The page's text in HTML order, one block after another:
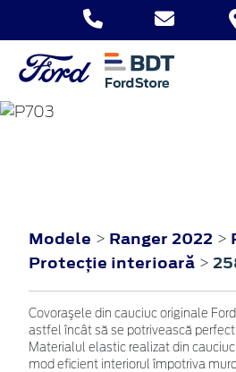
Modele > Ranger 2022 >
Protecţie interioară >
Covoraşele din cauciuc originale
astfel încât să se potrivească
Materialul elastic realizat din
mod eficient interiorul împotriva